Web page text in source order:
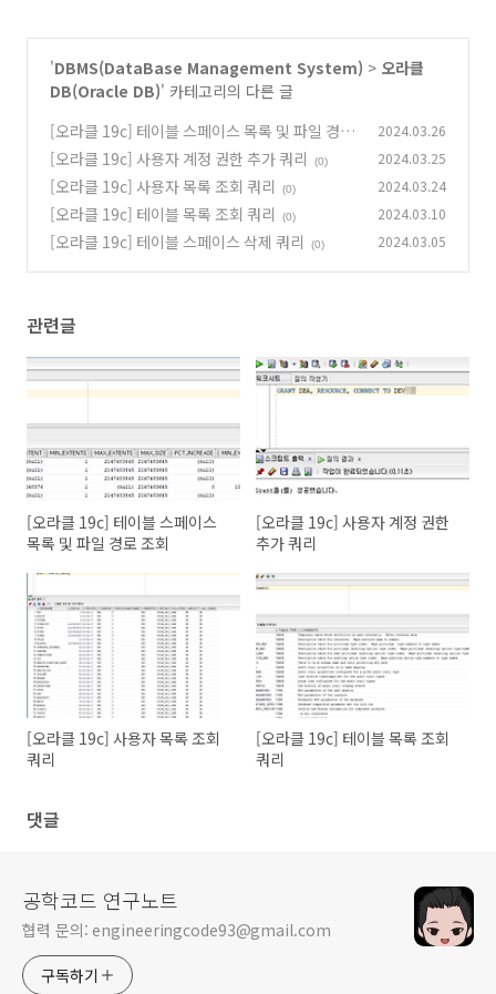
'DBMS(DataBase Management System) > 오라클
DB(Oracle DB)' 카테고리의 다른 글
[오라클 19c] 테이블 스페이스 목록 및 파일 경로
조회
(0)
2024.03.26
[오라클 19c] 사용자 계정 권한 추가 쿼리 (0) 2024.03.25
[오라클 19c] 사용자 목록 조회 쿼리 (0) 2024.03.24
[오라클 19c] 테이블 목록 조회 쿼리 (0) 2024.03.10
[오라클 19c] 테이블 스페이스 삭제 쿼리 (0) 2024.03.05
관련글
[오라클 19c] 테이블 스페이스
목록 및 파일 경로 조회
[오라클 19c] 사용자 계정 권한
추가 쿼리
[오라클 19c] 사용자 목록 조회
쿼리
[오라클 19c] 테이블 목록 조회
쿼리
댓글
공학코드 연구노트
협력 문의: engineeringcode93@gmail.com
구독하기